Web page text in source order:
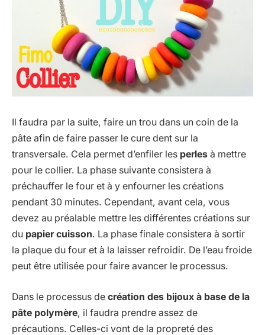
Il faudra par la suite, faire un trou dans un coin de la
pâte afin de faire passer le cure dent sur la
transversale. Cela permet d’enfiler les perles à mettre
pour le collier. La phase suivante consistera à
préchauffer le four et à y enfourner les créations
pendant 30 minutes. Cependant, avant cela, vous
devez au préalable mettre les différentes créations sur
du papier cuisson. La phase finale consistera à sortir
la plaque du four et à la laisser refroidir. De l’eau froide
peut être utilisée pour faire avancer le processus.
Dans le processus de création des bijoux à base de la
pâte polymère, il faudra prendre assez de
précautions. Celles-ci vont de la propreté des